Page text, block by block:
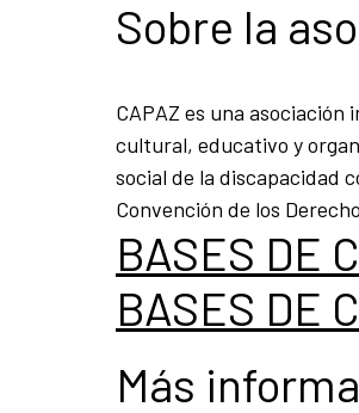
Sobre la
CAPAZ es una
cultural, educativo y
social de la discapacidad
Convención de los
BASES DE
BASES DE
Más